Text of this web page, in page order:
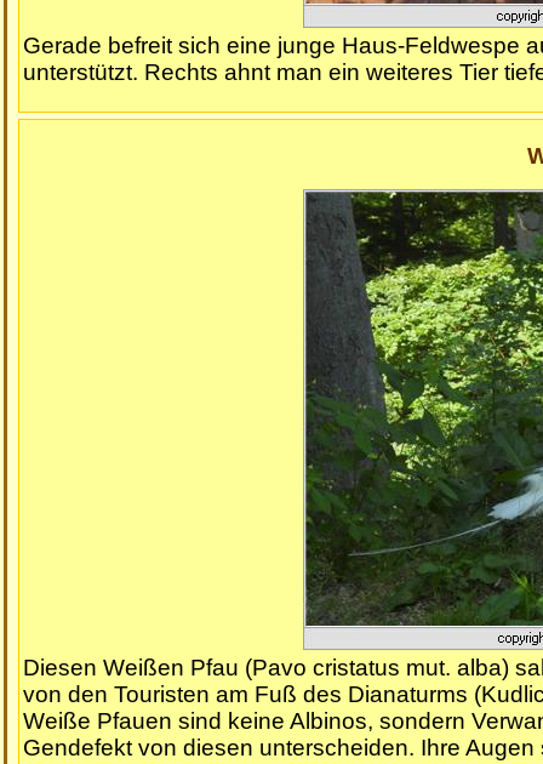
Gerade befreit sich eine junge Haus-Feldwespe
unterstützt. Rechts ahnt man ein weiteres Tier
Diesen Weißen Pfau (Pavo cristatus mut. alba)
von den Touristen am Fuß des Dianaturms
Weiße Pfauen sind keine Albinos, sondern
Gendefekt von diesen unterscheiden. Ihre